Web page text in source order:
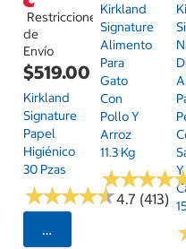
Restricciones
de
Envío
$519.00
Kirkland
Signature
Papel
Higiénico
30 Pzas
★★★★★
★★★★★4.7 (413)
Seleccionar Código
Kirkland
Signature
Alimento
Para
Gato
Con
Pollo Y
Arroz
11.3 Kg
★★★★
★★★★Y